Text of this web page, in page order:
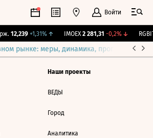
Войти
12,239 +1,31%↑ IMOEX 2 281,31 -0,2%↓
рынке: меры, динамика, прогнозы
Наши проекты
ВЕДЫ
Город
Аналитика